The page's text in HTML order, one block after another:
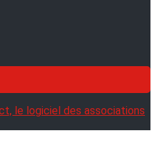
le logiciel des associations